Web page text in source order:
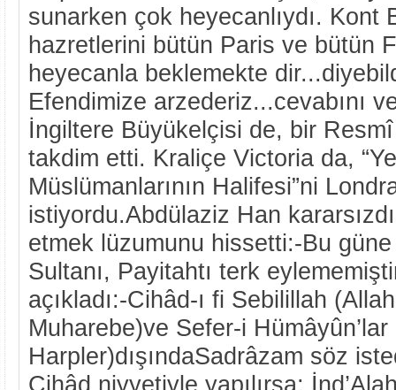
sunarken çok heyecanlıydı. Kont
hazretlerini bütün Paris ve bütün
heyecanla beklemekte
Efendimize arzederiz...cevabını
İngiltere Büyükelçisi de, bir
takdim etti. Kraliçe Victoria da,
Müslümanlarının Halifesi”ni
istiyordu.Abdülaziz Han
etmek lüzumunu hissetti:-Bu
Sultanı, Payitahtı terk
açıkladı:-Cihâd-ı fi Sebilillah
Muharebe)ve Sefer-i Hümâyûn’lar
Harpler)dışındaSadrâzam söz
Cihâd niyyetiyle yapılırsa;